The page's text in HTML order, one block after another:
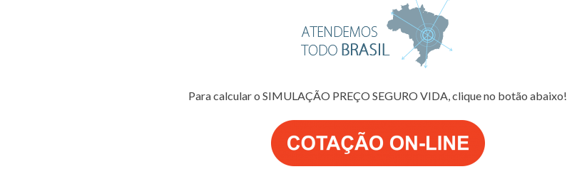
Para calcular o SIMULAÇÃO PREÇO SEGURO VIDA, clique no botão abaixo!